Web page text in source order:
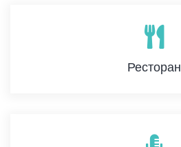
Ресторан